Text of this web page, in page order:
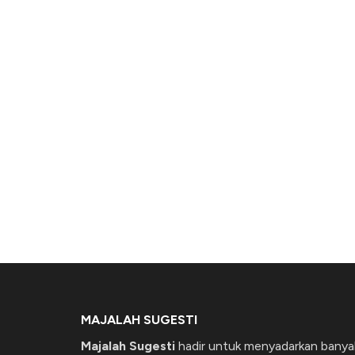
MAJALAH SUGESTI
Majalah Sugesti hadir untuk menyadarkan